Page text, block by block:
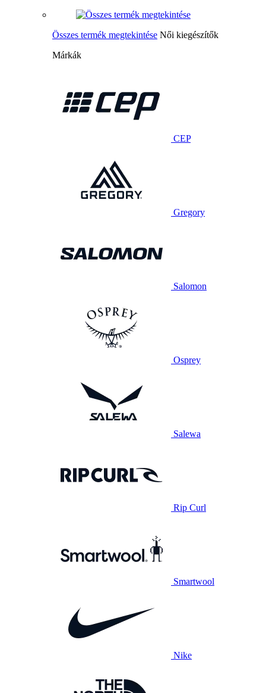
Összes termék megtekintése Női kiegészítők
Márkák
CEP
Gregory
Salomon
Osprey
Salewa
Rip Curl
Smartwool
Nike